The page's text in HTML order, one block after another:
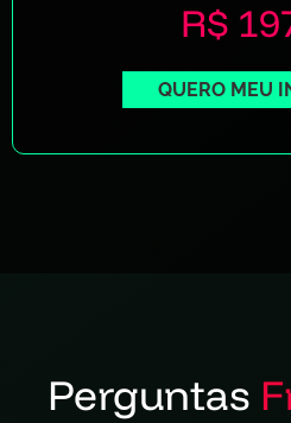
R$
QUERO MEU
Perguntas